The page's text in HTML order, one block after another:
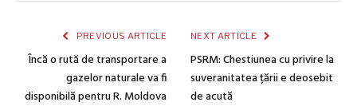
PREVIOUS ARTICLE
Încă o rută de transportare a
gazelor naturale va fi
disponibilă pentru R. Moldova
NEXT ARTICLE
PSRM: Chestiunea cu privire la
suveranitatea țării e deosebit
de acută